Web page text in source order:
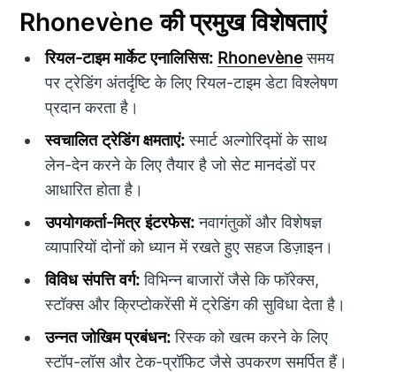
Rhonevène की प्रमुख विशेषताएं
रियल-टाइम मार्केट एनालिसिस: Rhonevèneसमय
पर ट्रेडिंग अंतर्दृष्टि के लिए रियल-टाइम डेटा विश्लेषण
प्रदान करता है।
स्वचालित ट्रेडिंग क्षमताएं:स्मार्ट अल्गोरिद्मों के साथ
लेन-देन करने के लिए तैयार है जो सेट मानदंडों पर
आधारित होता है।
उपयोगकर्ता-मित्र इंटरफेस:नवागंतुकों और विशेषज्ञ
व्यापारियों दोनों को ध्यान में रखते हुए सहज डिज़ाइन।
विविध संपत्ति वर्ग:विभिन्न बाजारों जैसे कि फॉरेक्स,
स्टॉक्स और क्रिप्टोकरेंसी में ट्रेडिंग की सुविधा देता है।
उन्नत जोखिम प्रबंधन:रिस्क को खत्म करने के लिए
स्टॉप-लॉस और टेक-प्रॉफिट जैसे उपकरण समर्पित हैं।